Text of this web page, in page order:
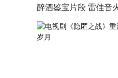
醉酒鉴宝片段 雷佳音
睛赏古董奇观